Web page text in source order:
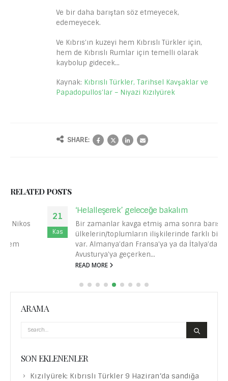
Ve bir daha barıştan söz etmeyecek,
edemeyecek.
Ve Kıbrıs’ın kuzeyi hem Kıbrıslı Türkler için,
hem de Kıbrıslı Rumlar için temelli olarak
kaybolup gidecek…
Kaynak: Kıbrıslı Türkler, Tarihsel Kavşaklar ve
Papadopullos’lar – Niyazi Kızılyürek
SHARE:
RELATEDPOSTS
‘Helalleşerek’ geleceğe bakalım
Bir zamanlar kavga etmiş ama sonra barışmış
ülkelerin/toplumların ilişkilerinde farklı bir huzur
var. Almanya’dan Fransa’ya ya da İtalya’dan
Avusturya’ya geçerken...
ARAMA
SON EKLENENLER
Kızılyürek: Kıbrıslı Türkler 9 Haziran’da sandığa